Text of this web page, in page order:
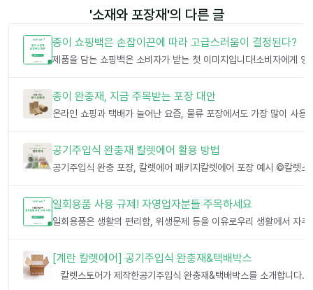
'소재와 포장재'의 다른 글
종이 쇼핑백은 손잡이끈에 따라 고급스러움이 결정된다?
종이 완충재, 지금 주목받는 포장 대안
공기주입식 완충재 칼렛에어 활용 방법
일회용품 사용 규제! 자영업자분들 주목하세요
[계란 칼렛에어] 공기주입식 완충재&택배박스